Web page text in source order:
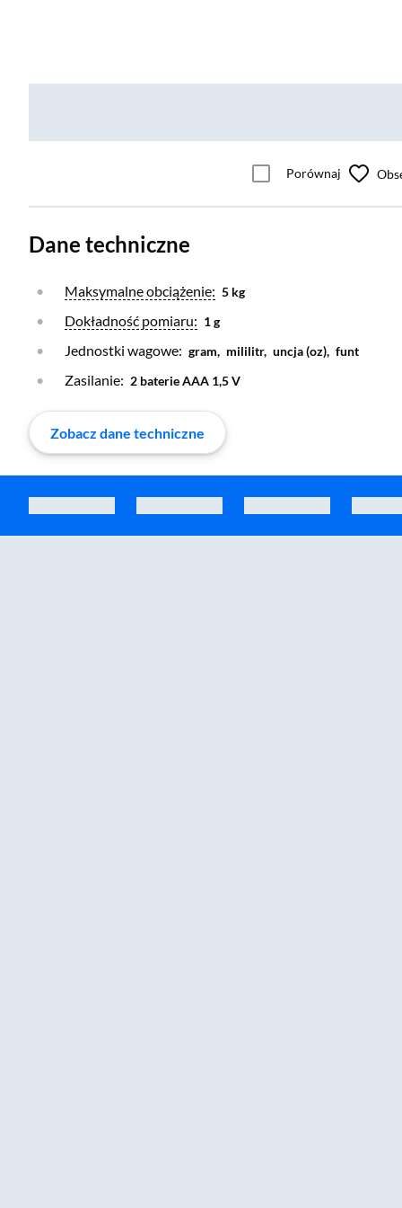
Porównaj
Dane techniczne
Otwórz warstwę
Maksymalne obciążenie: 5 kg
Otwórz warstwę
Dokładność pomiaru: 1 g
Jednostki wagowe: gram, mililitr, uncja (oz), funt
Zasilanie: 2 baterie AAA 1,5 V
Zobacz dane techniczne